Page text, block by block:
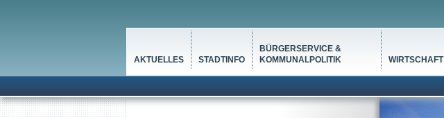
AKTUELLES STADTINFO
BÜRGERSERVICE &
KOMMUNALPOLITIK
WIRTSCHAFT